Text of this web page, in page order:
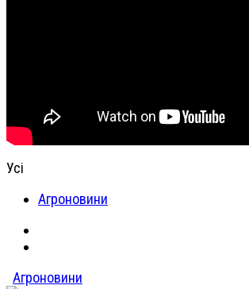
Усі
Агроновини
Агроновини